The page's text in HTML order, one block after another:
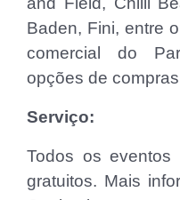
Baden, Fini, entre
comercial do
opções de
Serviço:
Todos os eventos
gratuitos. Mais